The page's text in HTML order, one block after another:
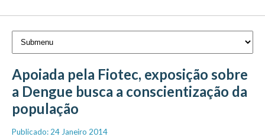
Apoiada pela Fiotec, exposição sobre
a Dengue busca a conscientização da
população
Publicado: 24 Janeiro 2014